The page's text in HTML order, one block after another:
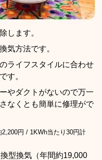
します。
気方法です。
ライフスタイルに合わせ
す。
やダクトがないので万一
なくとも簡単に修理がで
2,200円 / 1KWh当たり30円計
型換気（年間約19,000